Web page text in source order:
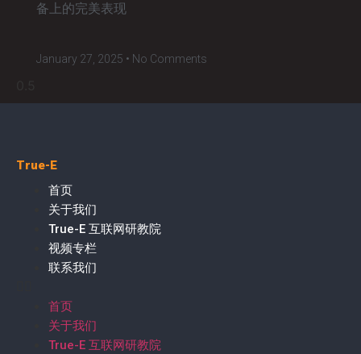
备上的完美表现
January 27, 2025 No Comments
True-E
首页
关于我们
True-E 互联网研教院
视频专栏
联系我们
首页
关于我们
True-E 互联网研教院